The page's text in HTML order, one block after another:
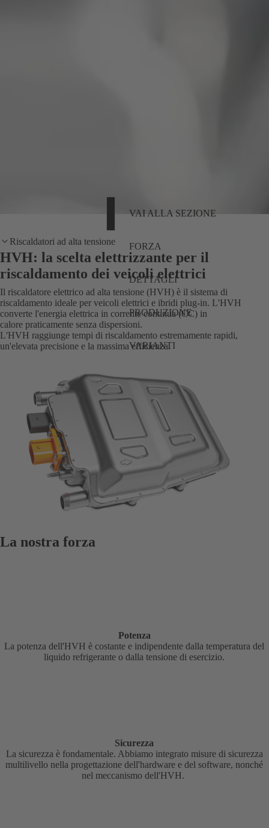
VAI ALLA SEZIONE
FORZA
DETTAGLI
PRODUZIONE
VARIANTI
Riscaldatori ad alta tensione
HVH: la scelta elettrizzante per il
riscaldamento dei veicoli elettrici
Il riscaldatore elettrico ad alta tensione (HVH) è il sistema di
riscaldamento ideale per veicoli elettrici e ibridi plug-in. L'HVH
converte l'energia elettrica in corrente continua (CC) in
calore praticamente senza dispersioni.
L'HVH raggiunge tempi di riscaldamento estremamente rapidi,
un'elevata precisione e la massima efficienza.
La nostra forza
Potenza
La potenza dell'HVH è costante e indipendente dalla temperatura del
liquido refrigerante o dalla tensione di esercizio.
Sicurezza
La sicurezza è fondamentale. Abbiamo integrato misure di sicurezza
multilivello nella progettazione dell'hardware e del software, nonché
nel meccanismo dell'HVH.